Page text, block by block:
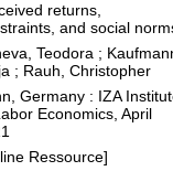
returns,
and social
Teodora ;
; Rauh, Christopher
Germany : IZA
Economics, April
Ressource]